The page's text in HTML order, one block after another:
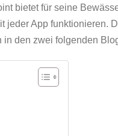
bietet für seine
jeder App funktionieren.
den zwei folgenden